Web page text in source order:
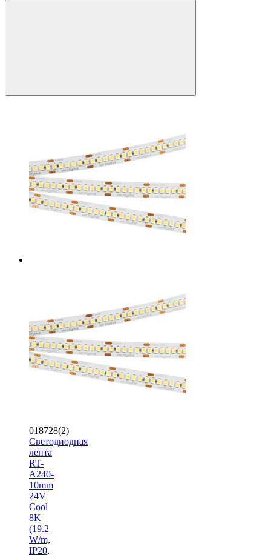
018728(2)
Светодиодная
лента
RT-
A240-
10mm
24V
Cool
8K
(19.2
W/m,
IP20,